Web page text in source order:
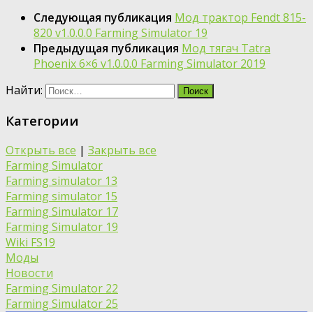
Следующая публикация Мод трактор Fendt 815-
820 v1.0.0.0 Farming Simulator 19
Предыдущая публикация Мод тягач Tatra
Phoenix 6×6 v1.0.0.0 Farming Simulator 2019
Найти:
Категории
Открыть все | Закрыть все
Farming Simulator
Farming simulator 13
Farming simulator 15
Farming Simulator 17
Farming Simulator 19
Wiki FS19
Моды
Новости
Farming Simulator 22
Farming Simulator 25